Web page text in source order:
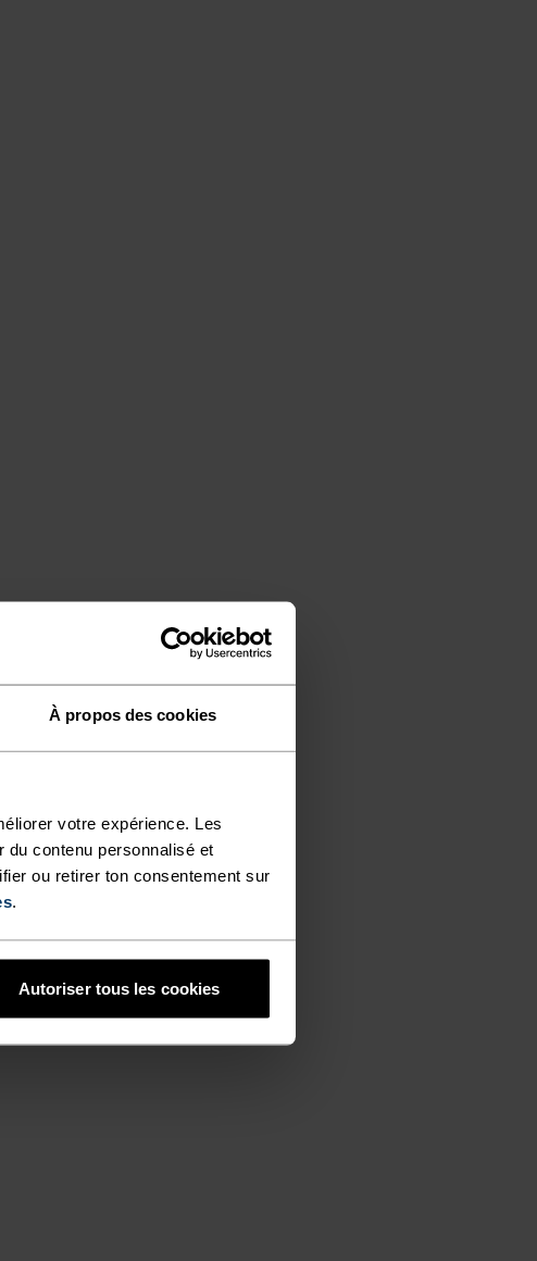
À propos des cookies
votre expérience. Les
contenu personnalisé et
ou retirer ton consentement sur
.
Autoriser tous les cookies